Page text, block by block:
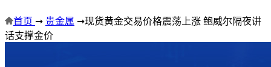
首页 ➞ 贵金属 ➞现货黄金交易价格震荡上涨 鲍威尔隔夜讲
话支撑金价